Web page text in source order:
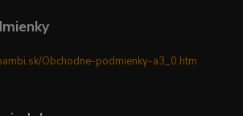
Obchodne-podmienky-a3_0.htm